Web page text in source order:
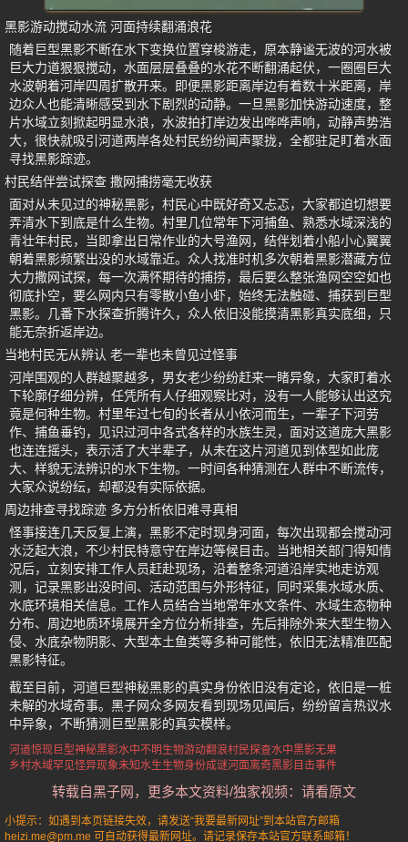
黑影游动搅动水流 河面持续翻涌浪花
随着巨型黑影不断在水下变换位置穿梭游走，原本静谧无波的河水被
巨大力道狠狠搅动，水面层层叠叠的水花不断翻涌起伏，一圈圈巨大
水波朝着河岸四周扩散开来。即便黑影距离岸边有着数十米距离，岸
边众人也能清晰感受到水下剧烈的动静。一旦黑影加快游动速度，整
片水域立刻掀起明显水浪，水波拍打岸边发出哗哗声响，动静声势浩
大，很快就吸引河道两岸各处村民纷纷闻声聚拢，全都驻足盯着水面
寻找黑影踪迹。
村民结伴尝试探查 撒网捕捞毫无收获
面对从未见过的神秘黑影，村民心中既好奇又忐忑，大家都迫切想要
弄清水下到底是什么生物。村里几位常年下河捕鱼、熟悉水域深浅的
青壮年村民，当即拿出日常作业的大号渔网，结伴划着小船小心翼翼
朝着黑影频繁出没的水域靠近。众人找准时机多次朝着黑影潜藏方位
大力撒网试探，每一次满怀期待的捕捞，最后要么整张渔网空空如也
彻底扑空，要么网内只有零散小鱼小虾，始终无法触碰、捕获到巨型
黑影。几番下水探查折腾许久，众人依旧没能摸清黑影真实底细，只
能无奈折返岸边。
当地村民无从辨认 老一辈也未曾见过怪事
河岸围观的人群越聚越多，男女老少纷纷赶来一睹异象，大家盯着水
下轮廓仔细分辨，任凭所有人仔细观察比对，没有一人能够认出这究
竟是何种生物。村里年过七旬的长者从小依河而生，一辈子下河劳
作、捕鱼垂钓，见识过河中各式各样的水族生灵，面对这道庞大黑影
也连连摇头，表示活了大半辈子，从未在这片河道见到体型如此庞
大、样貌无法辨识的水下生物。一时间各种猜测在人群中不断流传，
大家众说纷纭，却都没有实际依据。
周边排查寻找踪迹 多方分析依旧难寻真相
怪事接连几天反复上演，黑影不定时现身河面，每次出现都会搅动河
水泛起大浪，不少村民特意守在岸边等候目击。当地相关部门得知情
况后，立刻安排工作人员赶赴现场，沿着整条河道沿岸实地走访观
测，记录黑影出没时间、活动范围与外形特征，同时采集水域水质、
水底环境相关信息。工作人员结合当地常年水文条件、水域生态物种
分布、周边地质环境展开全方位分析排查，先后排除外来大型生物入
侵、水底杂物阴影、大型本土鱼类等多种可能性，依旧无法精准匹配
黑影特征。
截至目前，河道巨型神秘黑影的真实身份依旧没有定论，依旧是一桩
未解的水域奇事。黑子网众多网友看到现场见闻后，纷纷留言热议水
中异象，不断猜测巨型黑影的真实模样。
河道惊现巨型神秘黑影水中不明生物游动翻浪村民探查水中黑影无果
乡村水域罕见怪异现象未知水生生物身份成谜河面离奇黑影目击事件
转载自黑子网，更多本文资料/独家视频：请看原文
小提示：如遇到本页链接失效，请发送“我要最新网址”到本站官方邮箱
heizi.me@pm.me 可自动获得最新网址。请记录保存本站官方联系邮箱！